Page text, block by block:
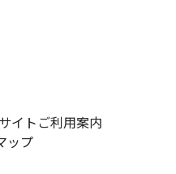
サイトご利用案内
ップ